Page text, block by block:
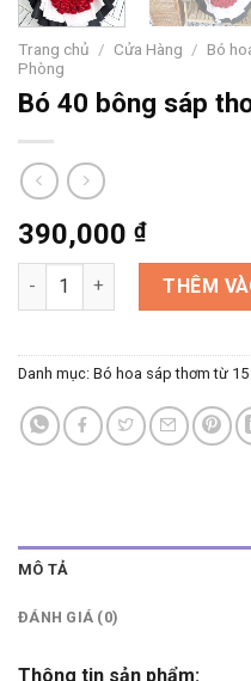
Trang chủ / Cửa Hàng / Bó
Phòng
Bó 40 bông sáp
390,000 ₫
Bó 40 bông sáp thơm số
THÊM
Danh mục: Bó hoa sáp thơm từ
MÔ TẢ
ĐÁNH GIÁ (0)
Thông tin sản phẩm: